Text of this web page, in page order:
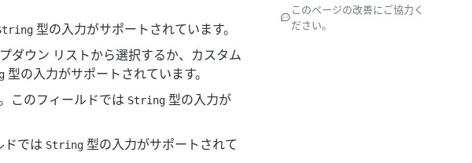
型の入力がサポートされています。
ダウン リストから選択するか、カスタム
型の入力がサポートされています。
このフィールドでは String 型の入力が
ドでは String 型の入力がサポートされて
このページの改善にご協力く
ださい。